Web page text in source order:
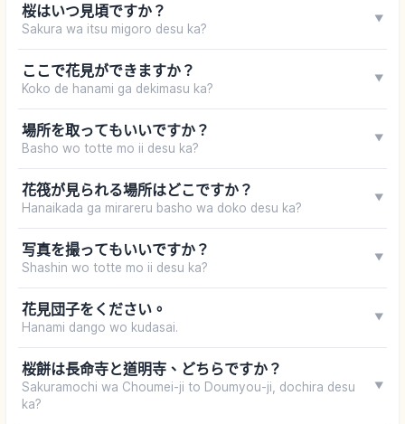
桜はいつ見頃ですか？
Sakura wa itsu migoro desu ka?
▼
ここで花見ができますか？
Koko de hanami ga dekimasu ka?
▼
場所を取ってもいいですか？
Basho wo totte mo ii desu ka?
▼
花筏が見られる場所はどこですか？
Hanaikada ga mirareru basho wa doko desu ka?
▼
写真を撮ってもいいですか？
Shashin wo totte mo ii desu ka?
▼
花見団子をください。
Hanami dango wo kudasai.
▼
桜餅は長命寺と道明寺、どちらですか？
Sakuramochi wa Choumei-ji to Doumyou-ji, dochira desu
ka?
▼